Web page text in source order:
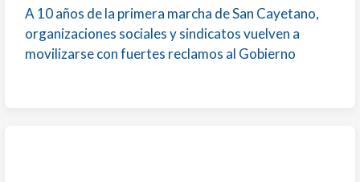
A 10 años de la primera marcha de San Cayetano,
organizaciones sociales y sindicatos vuelven a
movilizarse con fuertes reclamos al Gobierno